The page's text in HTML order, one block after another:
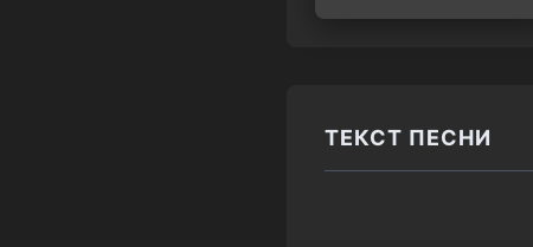
ТЕКСТ ПЕСНИ